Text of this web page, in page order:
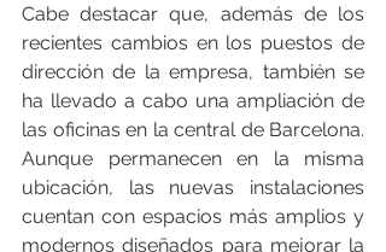
Cabe destacar que, además de los
recientes cambios en los puestos de
dirección de la empresa, también se
ha llevado a cabo una ampliación de
las oficinas en la central de Barcelona.
Aunque permanecen en la misma
ubicación, las nuevas instalaciones
cuentan con espacios más amplios y
modernos diseñados para mejorar la